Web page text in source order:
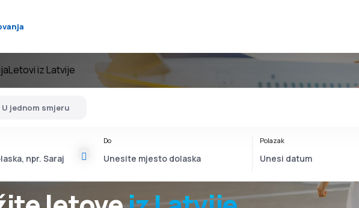
Letovi iz Latvije
U jednom smjeru
Do Polazak